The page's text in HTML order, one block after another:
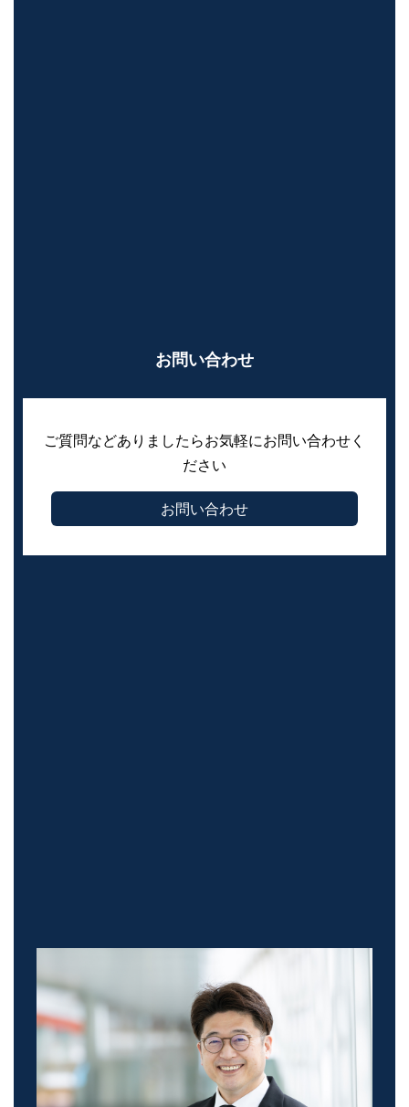
お問い合わせ
ご質問などありましたらお気軽にお問い合わせく
ださい
お問い合わせ